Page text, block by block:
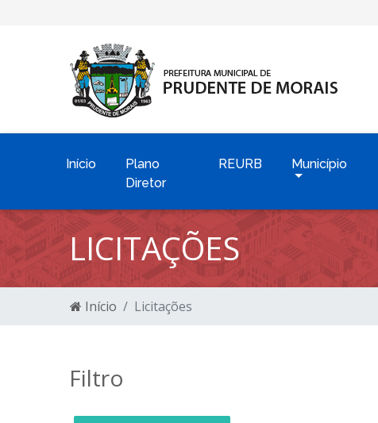
Início
Plano
Diretor
REURB Município
LICITAÇÕES
Início Licitações
Filtro